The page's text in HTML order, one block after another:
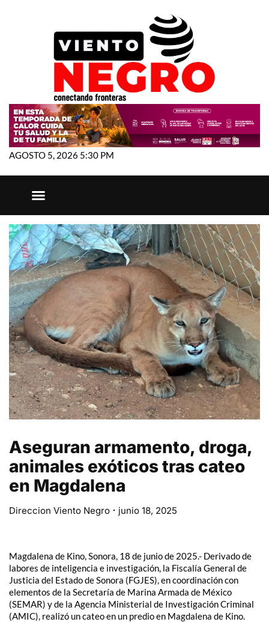
AGOSTO 5, 2026 5:30 PM
Aseguran armamento, droga,
animales exóticos tras cateo
en Magdalena
Direccion Viento Negro junio 18, 2025
Magdalena de Kino, Sonora, 18 de junio de 2025.- Derivado de
labores de inteligencia e investigación, la Fiscalía General de
Justicia del Estado de Sonora (FGJES), en coordinación con
elementos de la Secretaría de Marina Armada de México
(SEMAR) y de la Agencia Ministerial de Investigación Criminal
(AMIC), realizó un cateo en un predio en Magdalena de Kino.